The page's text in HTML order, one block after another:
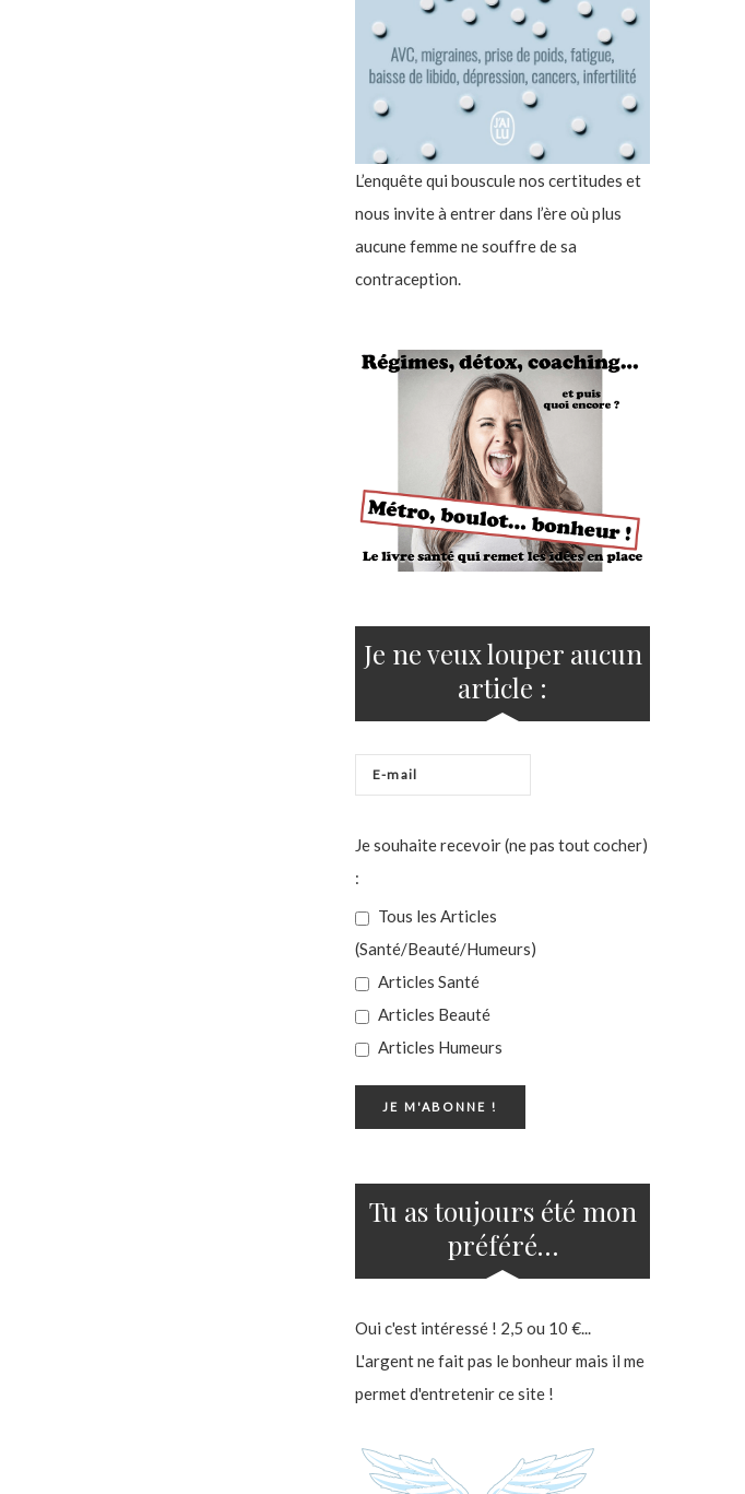
L’enquête qui bouscule nos certitudes et
nous invite à entrer dans l’ère où plus
aucune femme ne souffre de sa
contraception.
Je ne veux louper aucun
article :
Je souhaite recevoir (ne pas tout cocher)
:
Tous les Articles
(Santé/Beauté/Humeurs)
Articles Santé
Articles Beauté
Articles Humeurs
Tu as toujours été mon
préféré…
Oui c'est intéressé ! 2,5 ou 10 €...
L'argent ne fait pas le bonheur mais il me
permet d'entretenir ce site !